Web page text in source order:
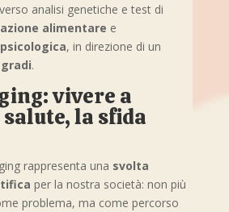
analisi genetiche e test di
alimentare e
, in direzione di un
.
vivere a
la sfida
rappresenta una svolta
per la nostra società: non più
problema, ma come percorso